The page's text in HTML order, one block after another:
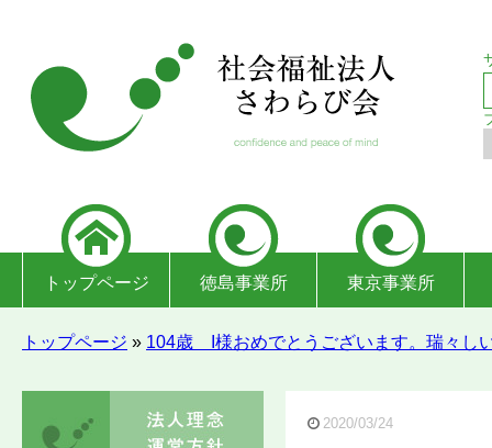
トップページ 徳島事業所 東京事業所
トップページ » 104歳 I様おめでとうございます。瑞々し
2020/03/24